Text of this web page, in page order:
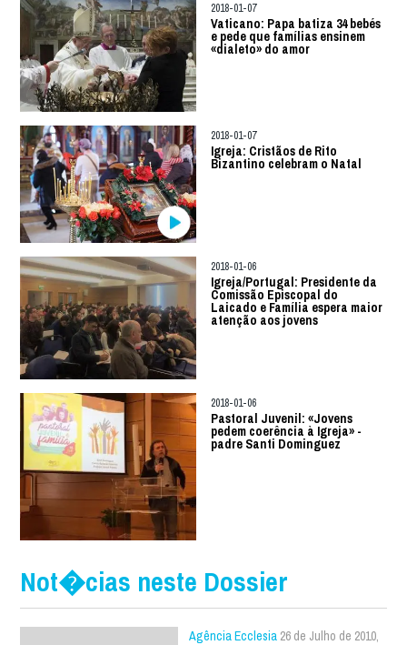
2018-01-07
Vaticano: Papa batiza 34 bebés
e pede que famílias ensinem
«dialeto» do amor
2018-01-07
Igreja: Cristãos de Rito
Bizantino celebram o Natal
2018-01-06
Igreja/Portugal: Presidente da
Comissão Episcopal do
Laicado e Família espera maior
atenção aos jovens
2018-01-06
Pastoral Juvenil: «Jovens
pedem coerência à Igreja» -
padre Santi Dominguez
Not�cias neste Dossier
Agência Ecclesia 26 de Julho de 2010,